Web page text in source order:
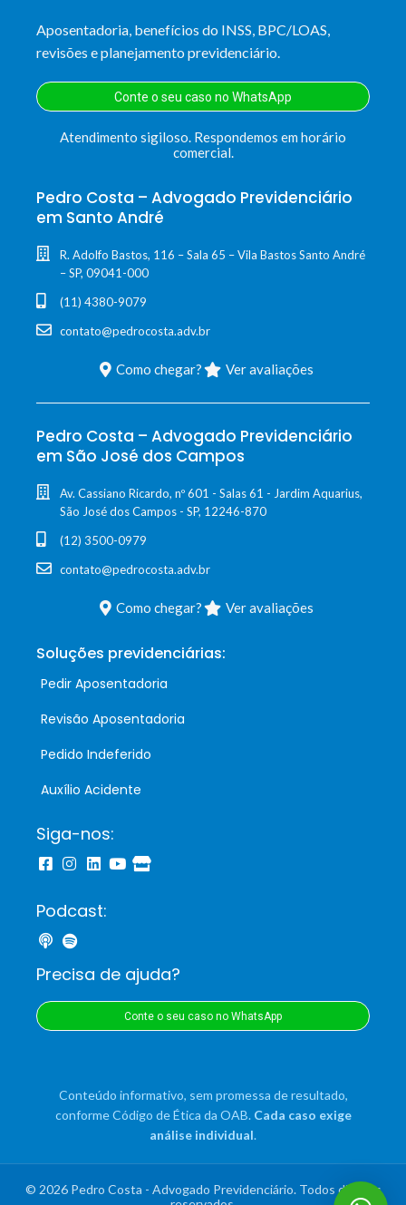
Aposentadoria, benefícios do INSS, BPC/LOAS,
revisões e planejamento previdenciário.
Conte o seu caso no WhatsApp
Atendimento sigiloso. Respondemos em horário
comercial.
Pedro Costa – Advogado Previdenciário
em Santo André
R. Adolfo Bastos, 116 – Sala 65 – Vila Bastos Santo André
– SP, 09041-000
(11) 4380-9079
contato@pedrocosta.adv.br
Como chegar? Ver avaliações
Pedro Costa – Advogado Previdenciário
em São José dos Campos
Av. Cassiano Ricardo, nº 601 - Salas 61 - Jardim Aquarius,
São José dos Campos - SP, 12246-870
(12) 3500-0979
contato@pedrocosta.adv.br
Como chegar? Ver avaliações
Soluções previdenciárias:
Pedir Aposentadoria
Revisão Aposentadoria
Pedido Indeferido
Auxílio Acidente
Siga-nos:
Podcast:
Precisa de ajuda?
Conte o seu caso no WhatsApp
Conteúdo informativo, sem promessa de resultado,
conforme Código de Ética da OAB. Cada caso exige
análise individual.
© 2026 Pedro Costa - Advogado Previdenciário. Todos direitos